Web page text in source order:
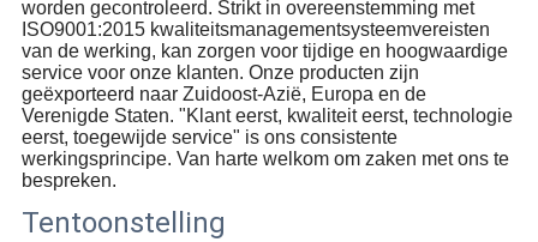
worden gecontroleerd. Strikt in overeenstemming met
ISO9001:2015 kwaliteitsmanagementsysteemvereisten
van de werking, kan zorgen voor tijdige en hoogwaardige
service voor onze klanten. Onze producten zijn
geëxporteerd naar Zuidoost-Azië, Europa en de
Verenigde Staten. "Klant eerst, kwaliteit eerst, technologie
eerst, toegewijde service" is ons consistente
werkingsprincipe. Van harte welkom om zaken met ons te
bespreken.
Tentoonstelling